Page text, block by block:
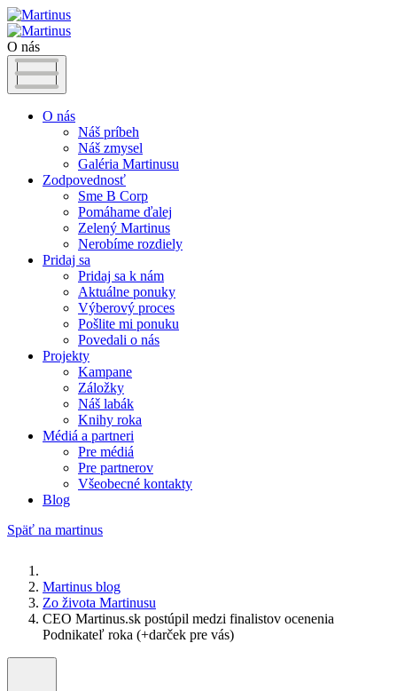
O nás
O nás
Náš príbeh
Náš zmysel
Galéria Martinusu
Zodpovednosť
Sme B Corp
Pomáhame ďalej
Zelený Martinus
Nerobíme rozdiely
Pridaj sa
Pridaj sa k nám
Aktuálne ponuky
Výberový proces
Pošlite mi ponuku
Povedali o nás
Projekty
Kampane
Záložky
Náš labák
Knihy roka
Médiá a partneri
Pre médiá
Pre partnerov
Všeobecné kontakty
Blog
Späť na martinus
Martinus blog
Zo života Martinusu
CEO Martinus.sk postúpil medzi finalistov ocenenia
Podnikateľ roka (+darček pre vás)